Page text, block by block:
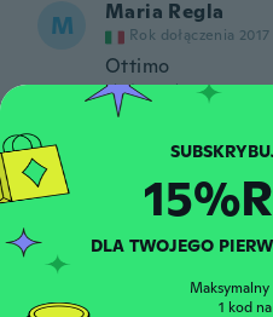
M Maria Regla
Rok dołączenia 2017
Ottimo
około 7 roku temu
J Rok dołączenia 2016 · 84
fait bcp saliver 😕
DLA TWOJEGO
1 kod